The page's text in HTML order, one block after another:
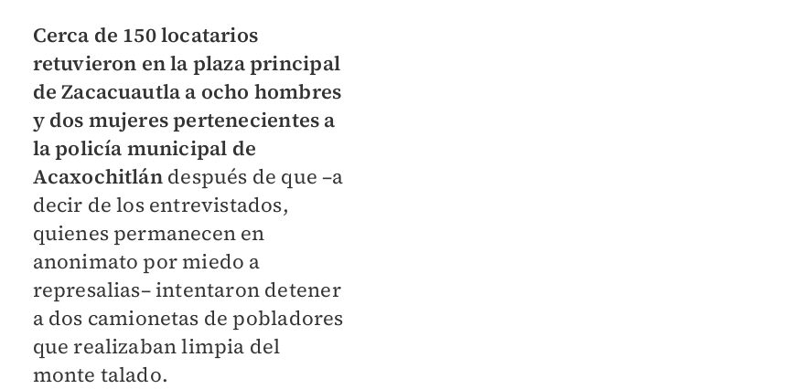
Cerca de 150 locatarios
retuvieron en la plaza principal
de Zacacuautla a ocho hombres
y dos mujeres pertenecientes a
la policía municipal de
Acaxochitlán después de que –a
decir de los entrevistados,
quienes permanecen en
anonimato por miedo a
represalias– intentaron detener
a dos camionetas de pobladores
que realizaban limpia del
monte talado.